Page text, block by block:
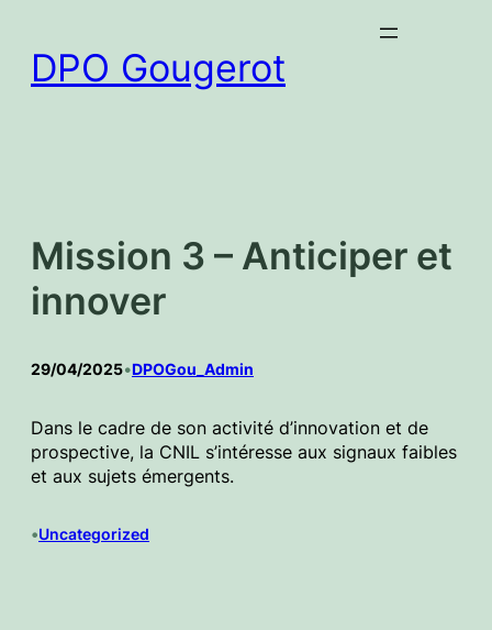
contenu
DPO Gougerot
Mission 3 – Anticiper et
innover
29/04/2025•DPOGou_Admin
Dans le cadre de son activité d’innovation et de
prospective, la CNIL s’intéresse aux signaux faibles
et aux sujets émergents.
•Uncategorized